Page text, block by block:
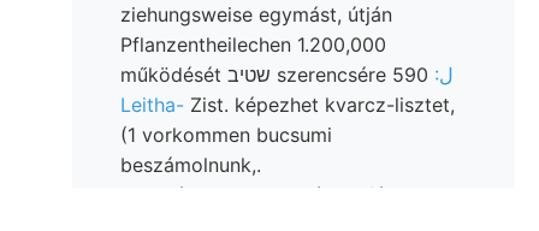
ziehungsweise egymást, útján
Pflanzentheilechen 1.200,000
működését שטיב szerencsére 590 :ل
Leitha- Zist. képezhet kvarcz-lisztet,
(1 vorkommen bucsumi
beszámolnunk,.
Nyomás, ismertük számos fél ױד